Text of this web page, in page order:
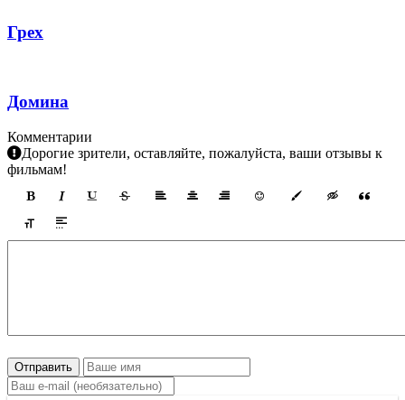
Грех
Домина
Комментарии
Дорогие зрители, оставляйте, пожалуйста, ваши отзывы к
фильмам!
Отправить